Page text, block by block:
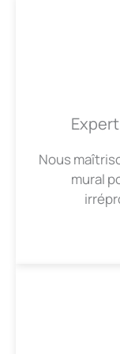
Nous
mural